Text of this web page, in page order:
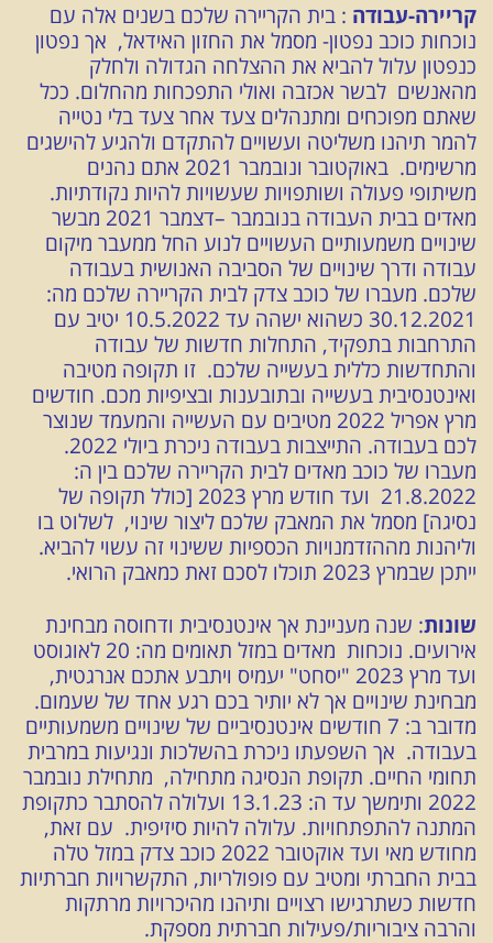
קריירה-עבודה : בית הקריירה שלכם בשנים אלה עם
נוכחות כוכב נפטון- מסמל את החזון האידאל, אך נפטון
כנפטון עלול להביא את ההצלחה הגדולה ולחלק
מהאנשים לבשר אכזבה ואולי התפכחות מהחלום. ככל
שאתם מפוכחים ומתנהלים צעד אחר צעד בלי נטייה
להמר תיהנו משליטה ועשויים להתקדם ולהגיע להישגים
מרשימים. באוקטובר ונובמבר 2021 אתם נהנים
משיתופי פעולה ושותפויות שעשויות להיות נקודתיות.
מאדים בבית העבודה בנובמבר –דצמבר 2021 מבשר
שינויים משמעותיים העשויים לנוע החל ממעבר מיקום
עבודה ודרך שינויים של הסביבה האנושית בעבודה
שלכם. מעברו של כוכב צדק לבית הקריירה שלכם מה:
30.12.2021 כשהוא ישהה עד 10.5.2022 יטיב עם
התרחבות בתפקיד, התחלות חדשות של עבודה
והתחדשות כללית בעשייה שלכם. זו תקופה מטיבה
ואינטנסיבית בעשייה ובתובענות ובציפיות מכם. חודשים
מרץ אפריל 2022 מטיבים עם העשייה והמעמד שנוצר
לכם בעבודה. התייצבות בעבודה ניכרת ביולי 2022.
מעברו של כוכב מאדים לבית הקריירה שלכם בין ה:
21.8.2022 ועד חודש מרץ 2023 [כולל תקופה של
נסיגה] מסמל את המאבק שלכם ליצור שינוי, לשלוט בו
וליהנות מההזדמנויות הכספיות ששינוי זה עשוי להביא.
ייתכן שבמרץ 2023 תוכלו לסכם זאת כמאבק הרואי.
שונות: שנה מעניינת אך אינטנסיבית ודחוסה מבחינת
אירועים. נוכחות מאדים במזל תאומים מה: 20 לאוגוסט
ועד מרץ 2023 "יסחט" יעמיס ויתבע אתכם אנרגטית,
מבחינת שינויים אך לא יותיר בכם רגע אחד של שעמום.
מדובר ב: 7 חודשים אינטנסיביים של שינויים משמעותיים
בעבודה. אך השפעתו ניכרת בהשלכות ונגיעות במרבית
תחומי החיים. תקופת הנסיגה מתחילה, מתחילת נובמבר
2022 ותימשך עד ה: 13.1.23 ועלולה להסתבר כתקופת
המתנה להתפתחויות. עלולה להיות סיזיפית. עם זאת,
מחודש מאי ועד אוקטובר 2022 כוכב צדק במזל טלה
בבית החברתי ומטיב עם פופולריות, התקשרויות חברתיות
חדשות כשתרגישו רצויים ותיהנו מהיכרויות מרתקות
והרבה ציבוריות/פעילות חברתית מספקת.